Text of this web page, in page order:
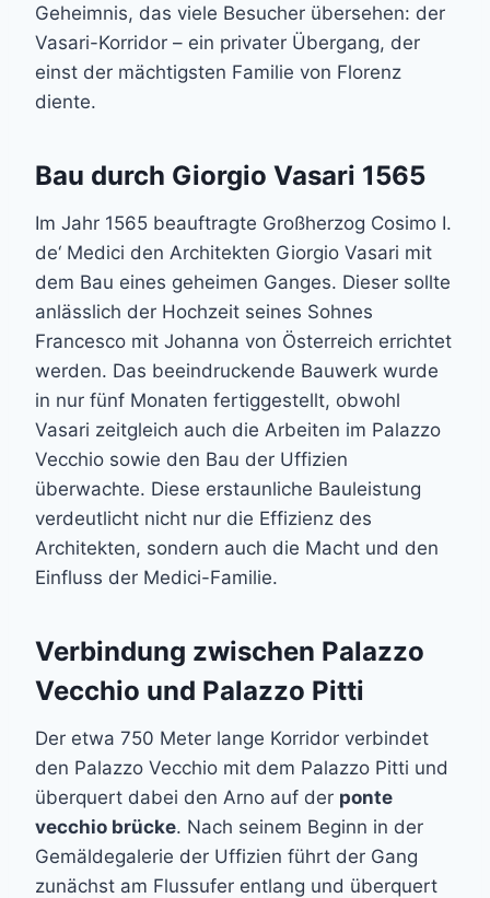
Geheimnis, das viele Besucher übersehen: der
Vasari-Korridor – ein privater Übergang, der
einst der mächtigsten Familie von Florenz
diente.
Bau durch Giorgio Vasari 1565
Im Jahr 1565 beauftragte Großherzog Cosimo I.
de‘ Medici den Architekten Giorgio Vasari mit
dem Bau eines geheimen Ganges. Dieser sollte
anlässlich der Hochzeit seines Sohnes
Francesco mit Johanna von Österreich errichtet
werden. Das beeindruckende Bauwerk wurde
in nur fünf Monaten fertiggestellt, obwohl
Vasari zeitgleich auch die Arbeiten im Palazzo
Vecchio sowie den Bau der Uffizien
überwachte. Diese erstaunliche Bauleistung
verdeutlicht nicht nur die Effizienz des
Architekten, sondern auch die Macht und den
Einfluss der Medici-Familie.
Verbindung zwischen Palazzo
Vecchio und Palazzo Pitti
Der etwa 750 Meter lange Korridor verbindet
den Palazzo Vecchio mit dem Palazzo Pitti und
überquert dabei den Arno auf der ponte
vecchio brücke. Nach seinem Beginn in der
Gemäldegalerie der Uffizien führt der Gang
zunächst am Flussufer entlang und überquert